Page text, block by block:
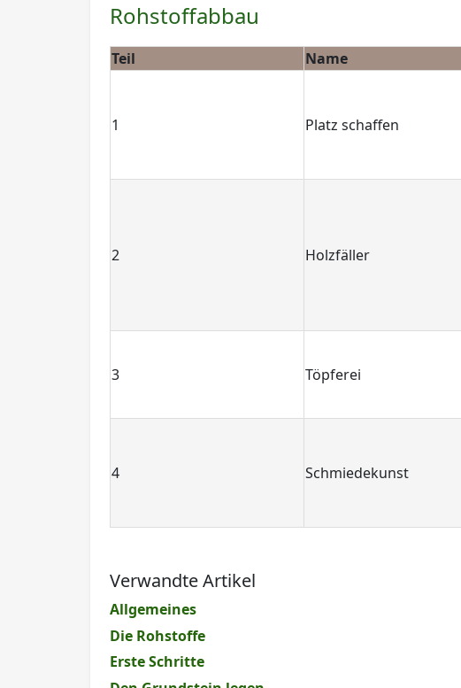
Rohstoffabbau
Teil Name
1 Platz schaffen
2 Holzfäller
3 Töpferei
4 Schmiedekunst
Verwandte Artikel
Allgemeines
Die Rohstoffe
Erste Schritte